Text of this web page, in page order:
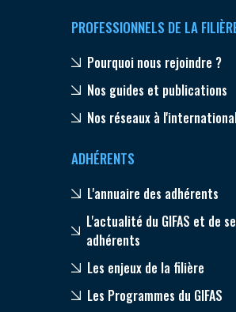
PROFESSIONNELS DE LA
Pourquoi nous rejoindre ?
Nos guides et publications
Nos réseaux à
ADHÉRENTS
L'annuaire des adhérents
L'actualité du GIFAS et de
adhérents
Les enjeux de la filière
Les Programmes du GIFAS